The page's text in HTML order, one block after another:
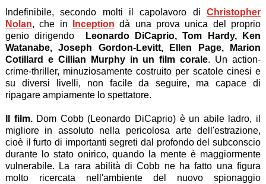
Indefinibile, secondo molti il capolavoro diChristopher
Nolan, che in Inception dà una prova unica del proprio
genio dirigendo
Leonardo DiCaprio, Tom Hardy, Ken
Watanabe, Joseph Gordon-Levitt, Ellen Page, Marion
Cotillard e Cillian Murphy in un film corale. Un action-
crime-thriller, minuziosamente costruito per scatole cinesi e
su diversi livelli, non facile da seguire, ma capace di
ripagare ampiamente lo spettatore.
Il film.Dom Cobb (Leonardo DiCaprio) è un abile ladro, il
migliore in assoluto nella pericolosa arte dell'estrazione,
cioè il furto di importanti segreti dal profondo del subconscio
durante lo stato onirico, quando la mente è maggiormente
vulnerabile. La rara abilità di Cobb ne ha fatto una figura
molto ricercata nell'ambiente del nuovo spionaggio